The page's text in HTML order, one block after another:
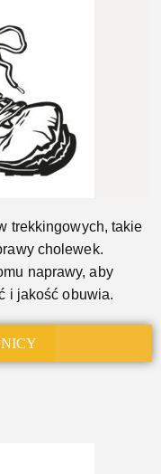
trekkingowych, takie
cholewek.
naprawy, aby
i jakość obuwia.